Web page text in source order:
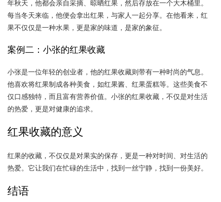
年秋天，他都会亲自采摘、晾晒红果，然后存放在一个大木桶里。
每当冬天来临，他便会拿出红果，与家人一起分享。在他看来，红
果不仅仅是一种水果，更是家的味道，是家的象征。
案例二：小张的红果收藏
小张是一位年轻的创业者，他的红果收藏则带有一种时尚的气息。
他喜欢将红果制成各种美食，如红果酱、红果蛋糕等。这些美食不
仅口感独特，而且富有营养价值。小张的红果收藏，不仅是对生活
的热爱，更是对健康的追求。
红果收藏的意义
红果的收藏，不仅仅是对果实的保存，更是一种对时间、对生活的
热爱。它让我们在忙碌的生活中，找到一丝宁静，找到一份美好。
结语